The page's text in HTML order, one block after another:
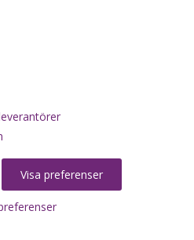
Visa preferenser